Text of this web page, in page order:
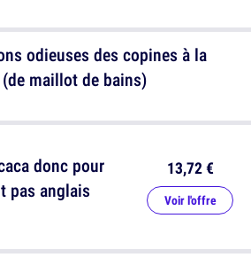
(de maillot de bains)
donc pour
pas anglais
13,72 €
Voir l'offre